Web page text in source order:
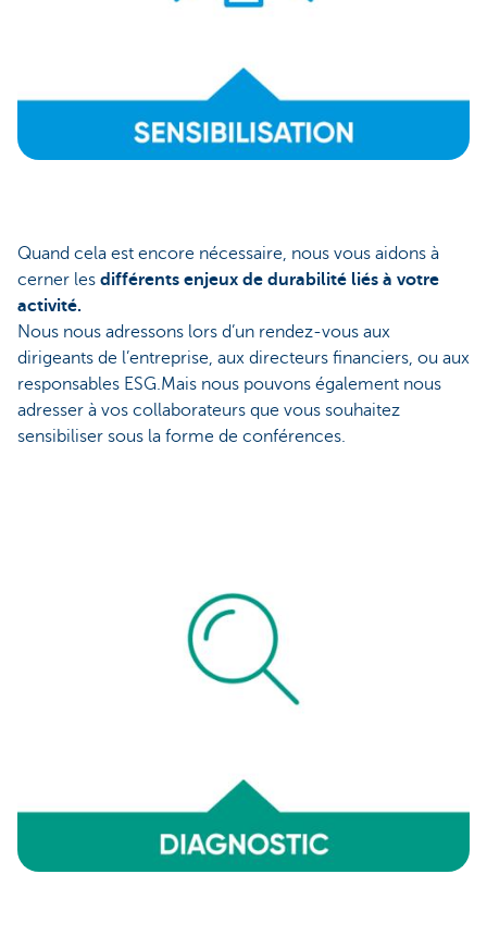
Quand cela est encore nécessaire, nous vous aidons à
cerner les différents enjeux de durabilité liés à votre
activité.
Nous nous adressons lors d’un rendez-vous aux
dirigeants de l’entreprise, aux directeurs financiers, ou aux
responsables ESG.Mais nous pouvons également nous
adresser à vos collaborateurs que vous souhaitez
sensibiliser sous la forme de conférences.